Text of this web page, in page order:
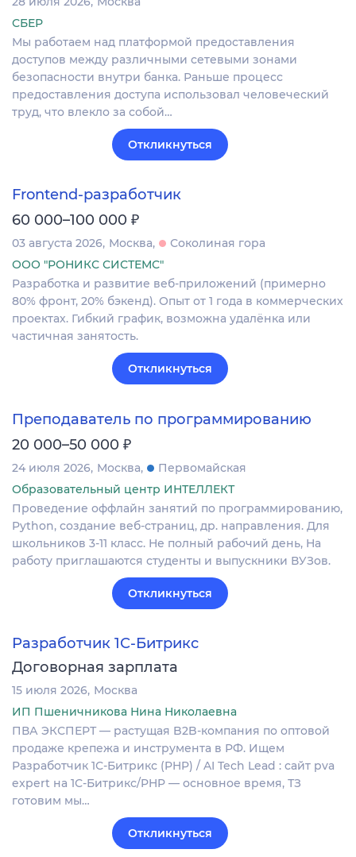
СБЕР
Мы работаем над платформой предоставления
доступов между различными сетевыми зонами
безопасности внутри банка. Раньше процесс
предоставления доступа использовал человеческий
труд, что влекло за собой…
Откликнуться
Frontend-разработчик
60 000–100 000 ₽
03 августа 2026 Москва
Соколиная гора
ООО "РОНИКС СИСТЕМС"
Разработка и развитие веб-приложений (примерно
80% фронт, 20% бэкенд). Опыт от 1 года в коммерческих
проектах. Гибкий график, возможна удалёнка или
частичная занятость.
Откликнуться
Преподаватель по программированию
20 000–50 000 ₽
24 июля 2026 Москва
Первомайская
Образовательный центр ИНТЕЛЛЕКТ
Проведение оффлайн занятий по программированию,
Python, создание веб-страниц, др. направления. Для
школьников 3-11 класс. Не полный рабочий день, На
работу приглашаются студенты и выпускники ВУЗов.
Откликнуться
Разработчик 1С-Битрикс
Договорная зарплата
15 июля 2026 Москва
ИП Пшеничникова Нина Николаевна
ПВА ЭКСПЕРТ — растущая B2B-компания по оптовой
продаже крепежа и инструмента в РФ. Ищем
Разработчик 1С-Битрикс (PHP) / AI Tech Lead : сайт pva
expert на 1С-Битрикс/PHP — основное время, ТЗ
готовим мы…
Откликнуться